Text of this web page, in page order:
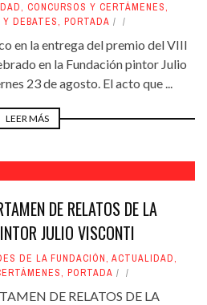
, CONCURSOS Y CERTÁMENES,
Y DEBATES, PORTADA
en la entrega del premio del VIII
en la Fundación pintor Julio
23 de agosto. El acto que ...
LEER MÁS
DE RELATOS DE LA
JULIO VISCONTI
DE LA FUNDACIÓN, ACTUALIDAD,
, PORTADA
DE RELATOS DE LA